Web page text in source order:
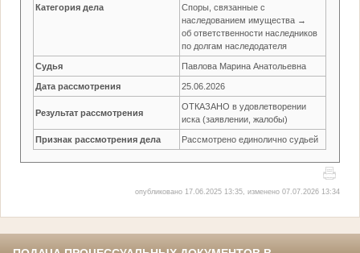
Категория дела
Споры, связанные с
наследованием имущества →
об ответственности наследников
по долгам наследодателя
Судья Павлова Марина Анатольевна
Дата рассмотрения 25.06.2026
Результат рассмотрения
ОТКАЗАНО в удовлетворении
иска (заявлении, жалобы)
Признак рассмотрения дела Рассмотрено единолично судьей
опубликовано 17.06.2025 13:35, изменено 07.07.2026 13:34